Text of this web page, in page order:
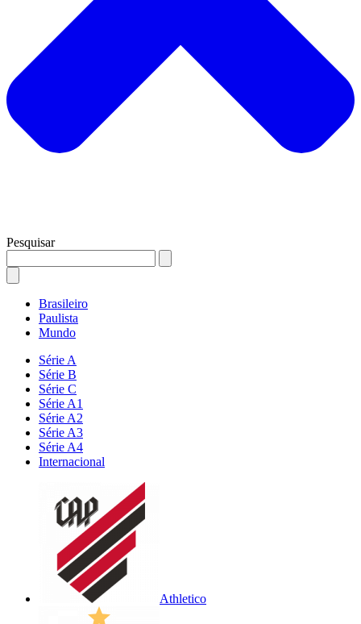
Pesquisar
Brasileiro
Paulista
Mundo
Série A
Série B
Série C
Série A1
Série A2
Série A3
Série A4
Internacional
Athletico